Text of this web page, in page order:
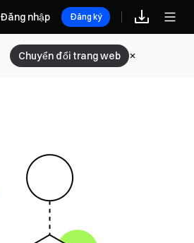
Phần thưởng
Đăng nhập Đăng ký
Chuyển đổi trang web